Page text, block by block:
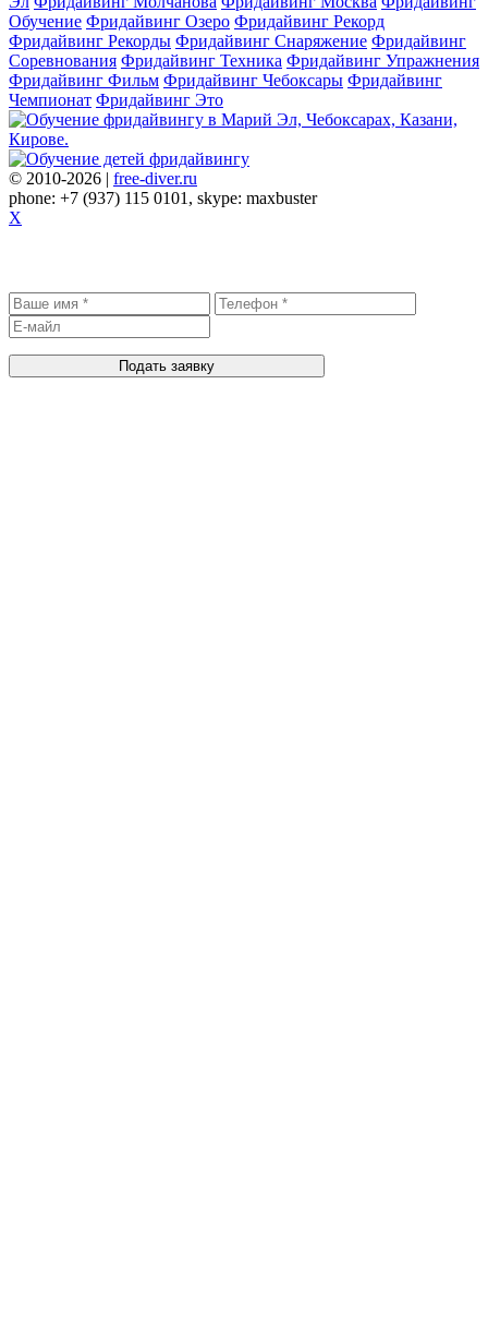
Обучение Фридайвинг Озеро Фридайвинг Рекорд
Фридайвинг Рекорды Фридайвинг Снаряжение Фридайвинг
Соревнования Фридайвинг Техника Фридайвинг Упражнения
Фридайвинг Фильм Фридайвинг Чебоксары Фридайвинг
Чемпионат Фридайвинг Это
© 2010-2026 | free-diver.ru
phone: +7 (937) 115 0101, skype: maxbuster
X